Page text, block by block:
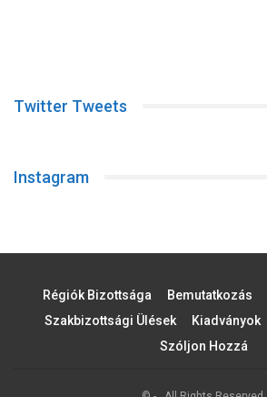
Twitter Tweets
Instagram
Régiók Bizottsága Bemutatkozás
Szakbizottsági Ülések
Kiadványok
Szóljon Hozzá